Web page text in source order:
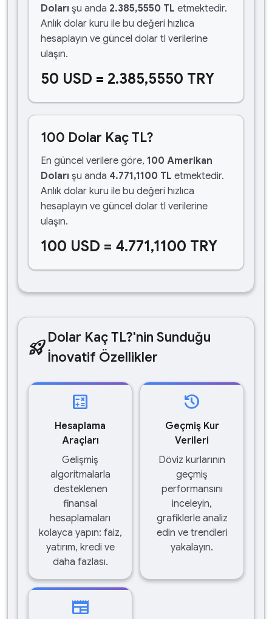
Doları şu anda 2.385,5550 TL etmektedir.
Anlık dolar kuru ile bu değeri hızlıca
hesaplayın ve güncel dolar tl verilerine
ulaşın.
50 USD = 2.385,5550 TRY
100 Dolar Kaç TL?
En güncel verilere göre, 100 Amerikan
Doları şu anda 4.771,1100 TL etmektedir.
Anlık dolar kuru ile bu değeri hızlıca
hesaplayın ve güncel dolar tl verilerine
ulaşın.
100 USD = 4.771,1100 TRY
rocket_launchDolar Kaç TL?'nin Sunduğu
İnovatif Özellikler
calculate
Hesaplama
Araçları
Gelişmiş
algoritmalarla
desteklenen
finansal
hesaplamaları
kolayca yapın: faiz,
yatırım, kredi ve
daha fazlası.
history
Geçmiş Kur
Verileri
Döviz kurlarının
geçmiş
performansını
inceleyin,
grafiklerle analiz
edin ve trendleri
yakalayın.
newspaper